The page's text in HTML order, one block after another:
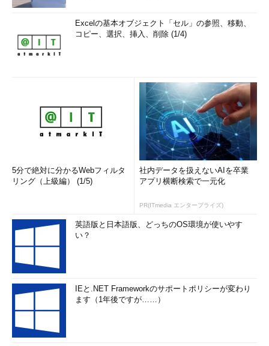
Excelの基本オブジェクト「セル」の参照、移動、
コピー、選択、挿入、削除 (1/4)
5分で絶対に分かるWebフィルタ
リング（上級編） (1/5)
社内データを扱えないAIを卒業
アプリ横断検索で一元化
PR(ITmedia エンタープライズ)
英語版と日本語版、どっちのOS環境が使いやす
い？
IEと.NET Frameworkのサポートポリシーが変わり
ます（1年後ですが……）